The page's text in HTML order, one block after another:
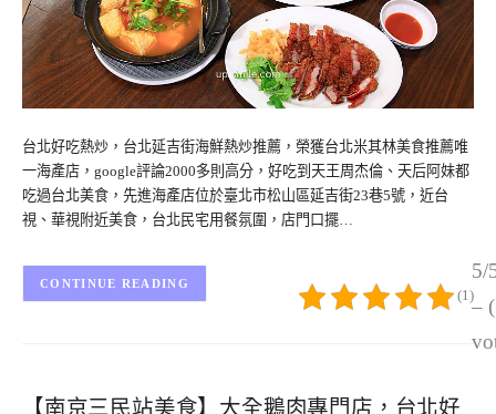
台北好吃熱炒，台北延吉街海鮮熱炒推薦，榮獲台北米其林美食推薦唯
一海產店，google評論2000多則高分，好吃到天王周杰倫、天后阿妹都
吃過台北美食，先進海產店位於臺北市松山區延吉街23巷5號，近台
視、華視附近美食，台北民宅用餐氛圍，店門口擺…
5/
–
(1)
CONTINUE READING
【南京三民站美食】大全鵝肉專門店，台北好